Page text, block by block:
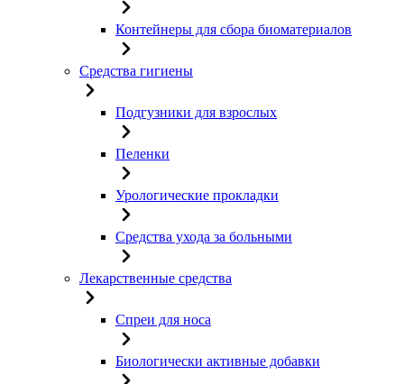
Контейнеры для сбора биоматериалов
Средства гигиены
Подгузники для взрослых
Пеленки
Урологические прокладки
Средства ухода за больными
Лекарственные средства
Спреи для носа
Биологически активные добавки